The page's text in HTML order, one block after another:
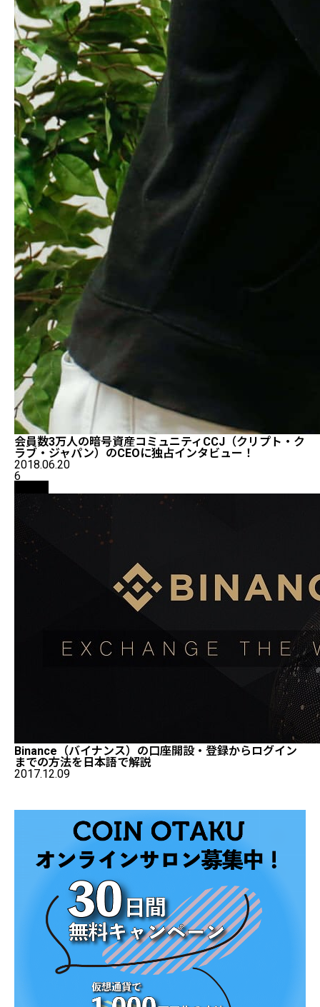
会員数3万人の暗号資産コミュニティCCJ（クリプト・ク
ラブ・ジャパン）のCEOに独占インタビュー！
2018.06.20
6
Binance（バイナンス）の口座開設・登録からログイン
までの方法を日本語で解説
2017.12.09